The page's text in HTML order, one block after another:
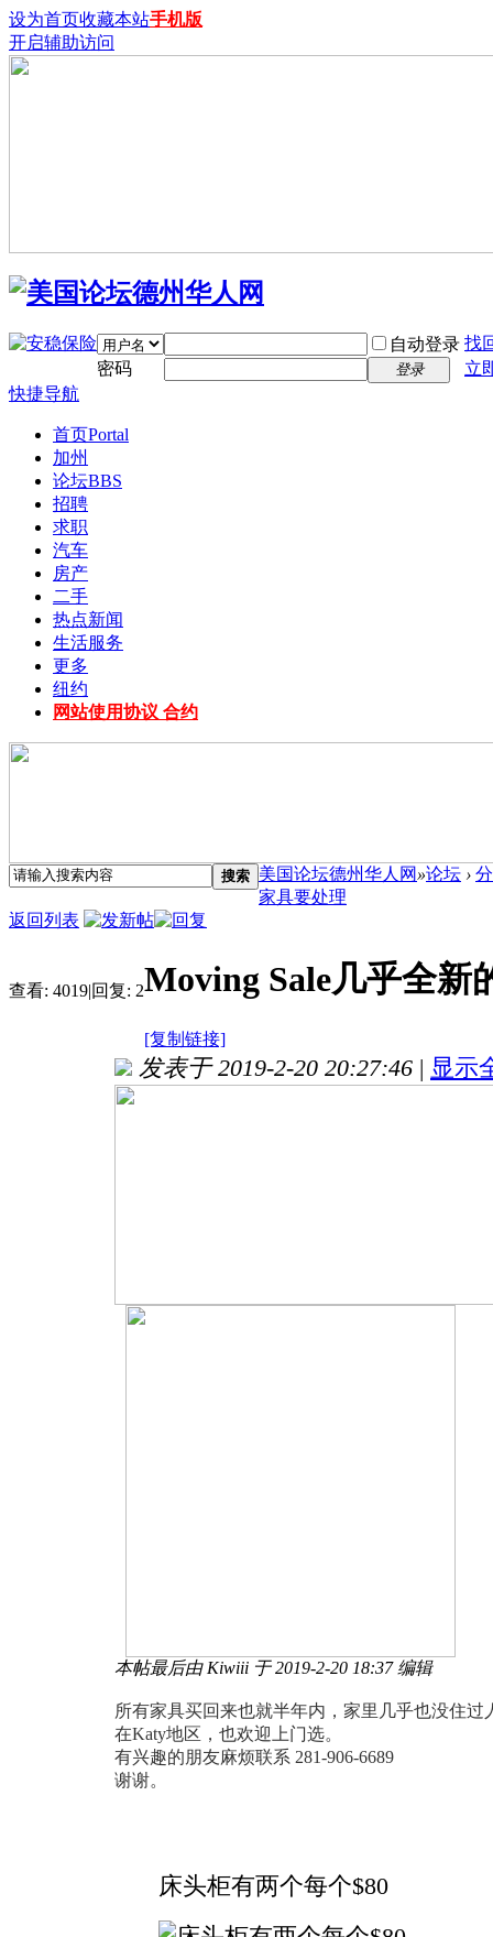
设为首页收藏本站手机版
开启辅助访问
自动登录 找
密码
登录
立
快捷导航
首页Portal
加州
论坛BBS
招聘
求职
汽车
房产
二手
热点新闻
生活服务
更多
纽约
网站使用协议 合约
搜索 美国论坛德州华人网 »论坛 ›
家具要处理
返回列表
查看: 4019|回复: 2Moving Sale几乎全新
[复制链接]
发表于 2019-2-20 20:27:46 | 显示
本帖最后由 Kiwiii 于 2019-2-20 18:37 编辑
所有家具买回来也就半年内，家里几乎也没住过
在Katy地区，也欢迎上门选。
有兴趣的朋友麻烦联系 281-906-6689
谢谢。
床头柜有两个每个$80